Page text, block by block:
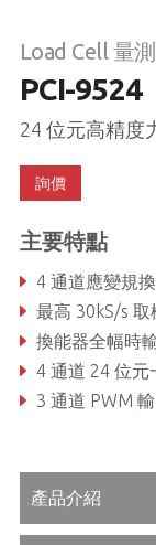
Load Cell 量測
PCI-9524
24 位元高精度
詢價
主要特點
4 通道應變規
最高 30kS/s 取
換能器全幅時
4 通道 24 位元
3 通道 PWM
產品介紹